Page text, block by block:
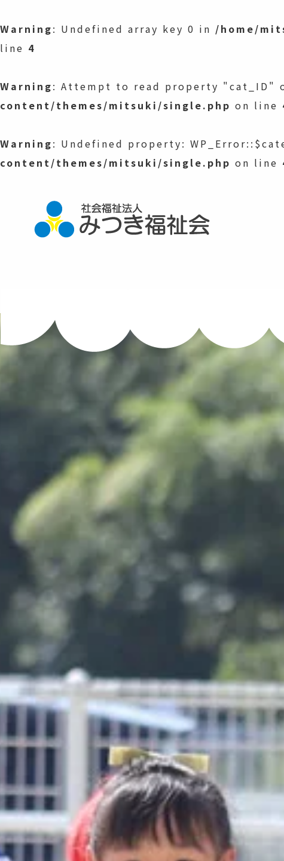
Warning: Undefined array key 0 in /home/
line 4
Warning: Attempt to read property "cat_ID"
content/themes/mitsuki/single.php on line
Warning: Undefined property:
content/themes/mitsuki/single.php on line
社